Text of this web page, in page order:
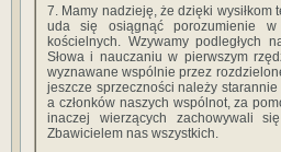
7. Mamy nadzieję, że dzięki
uda się osiągnąć porozumienie w
kościelnych. Wzywamy podległych
Słowa i nauczaniu w pierwszym
wyznawane wspólnie przez
jesz­cze sprzeczności należy
a członków na­szych wspólnot, za
inaczej wierzących za­chowywali
Zbawicielem nas wszystkich.